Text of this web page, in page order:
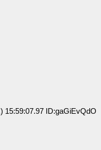
15:59:07.97 ID:gaGiEvQdO